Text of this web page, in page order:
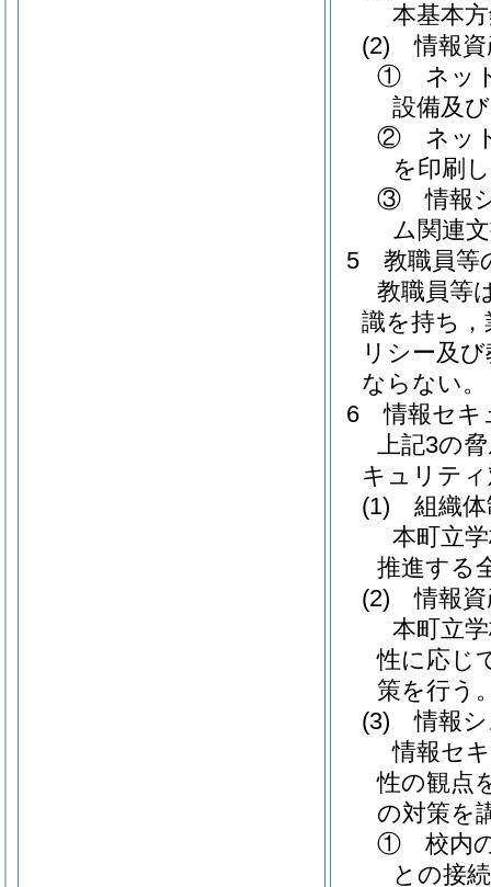
本基本
(2) 情報資
① ネット
設備及
② ネット
を印刷
③ 情報シ
ム関連
5 教職員等
教職員等
識を持ち
リシー及
ならない。
6 情報セキ
上記3の
キュリテ
(1) 組織体
本町立
推進する
(2) 情報資
本町立
性に応じ
策を行う
(3) 情報シ
情報セ
性の観点
の対策を
① 校内の
との接